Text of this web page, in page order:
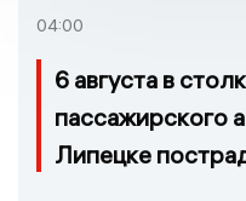
04:00
6 августа в
пассажирского
Липецке